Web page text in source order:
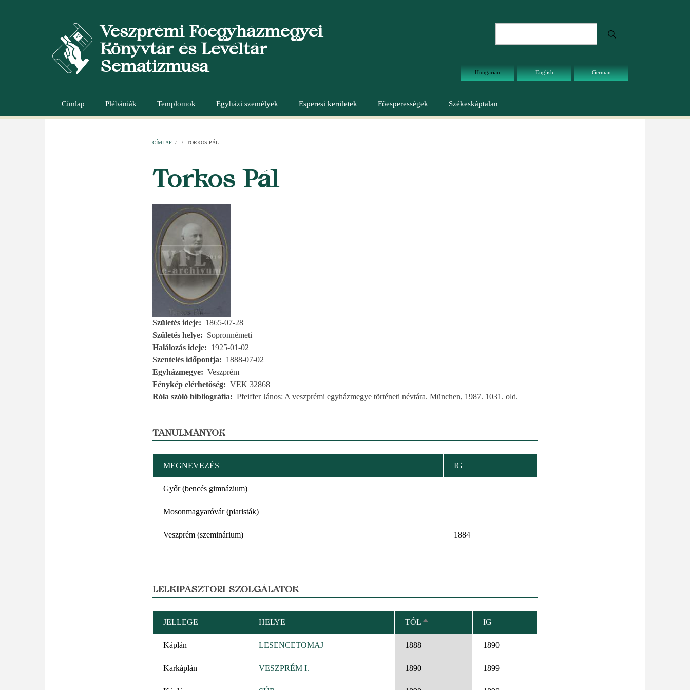
Veszprémi Főegyházmegyei
Könyvtár és Levéltár
Sematizmusa
Hungarian English German
Main
Címlap Plébániák Templomok Egyházi személyek Esperesi kerületek Főesperességek Székeskáptalan
CÍMLAP / / TORKOS PÁL
Torkos Pál
Születés ideje
1865-07-28
Születés helye
Sopronnémeti
Halálozás ideje
1925-01-02
Szentelés időpontja
1888-07-02
Egyházmegye
Veszprém
Fénykép elérhetőség
VEK 32868
Róla szóló bibliográfia
Pfeiffer János: A veszprémi egyházmegye történeti névtára. München, 1987. 1031. old.
TANULMÁNYOK
MEGNEVEZÉS IG
Győr (bencés gimnázium)
Mosonmagyaróvár (piaristák)
Veszprém (szeminárium) 1884
LELKIPÁSZTORI SZOLGÁLATOK
JELLEGE HELYE TÓLCSÖKKENŐ
RENDEZÉS
IG
Káplán LESENCETOMAJ 1888 1890
Karkáplán VESZPRÉM I. 1890 1899